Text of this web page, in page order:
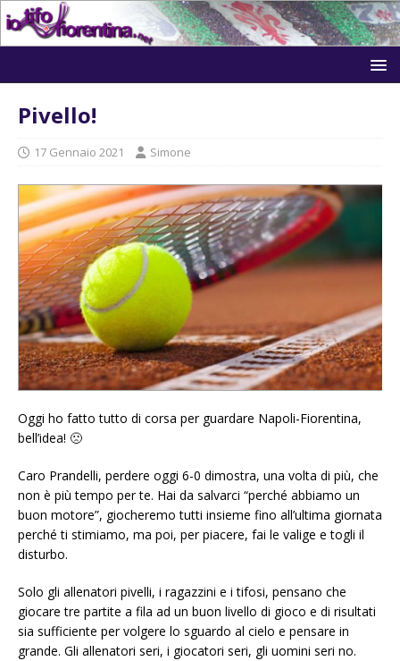
Pivello!
17 Gennaio 2021 Simone
Oggi ho fatto tutto di corsa per guardare Napoli-Fiorentina,
bell’idea! 🙁
Caro Prandelli, perdere oggi 6-0 dimostra, una volta di più, che
non è più tempo per te. Hai da salvarci “perché abbiamo un
buon motore”, giocheremo tutti insieme fino all’ultima giornata
perché ti stimiamo, ma poi, per piacere, fai le valige e togli il
disturbo.
Solo gli allenatori pivelli, i ragazzini e i tifosi, pensano che
giocare tre partite a fila ad un buon livello di gioco e di risultati
sia sufficiente per volgere lo sguardo al cielo e pensare in
grande. Gli allenatori seri, i giocatori seri, gli uomini seri no.